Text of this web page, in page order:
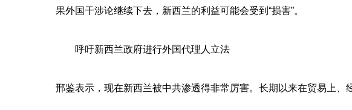
果外国干涉论继续下去，新西兰的利益可能会受到“损害”。
呼吁新西兰政府进行外国代理人立法
邢鉴表示，现在新西兰被中共渗透得非常厉害。长期以来在贸易上、